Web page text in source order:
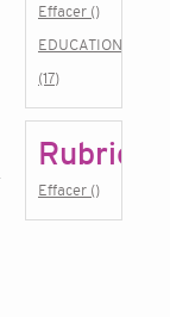
Effacer ()
EDUCATION
(17)
Rubrique
Effacer ()